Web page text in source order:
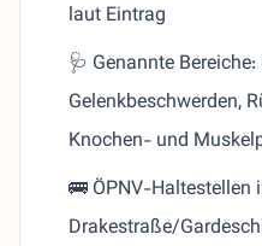
laut Eintrag
🩺 Genannte
Gelenkbeschwerden,
Knochen- und
🚌 ÖPNV-Haltestellen
Drakestraße/